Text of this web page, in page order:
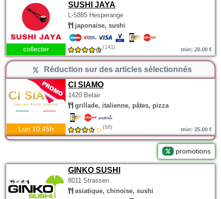
SUSHI JAYA
L-5885 Hesperange
japonaise, sushi
collecter (141) min: 20.00 €
Réduction sur des articles sélectionnés
CI SIAMO
1420 Belair
grillade, italienne, pâtes, pizza
Lun 10:45h (58) min: 25.00 €
promotions
GINKO SUSHI
8011 Strassen
asiatique, chinoise, sushi